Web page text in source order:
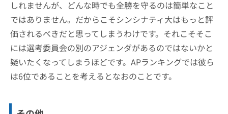
しれませんが、どんな時でも全勝を守るのは簡単なこと
ではありません。だからこそシンシナティ大はもっと評
価されるべきだと思ってしまうわけです。それこそそこ
には選考委員会の別のアジェンダがあるのではないかと
疑いたくなってしまうほどです。APランキングでは彼ら
は6位であることを考えるとなおのことです。